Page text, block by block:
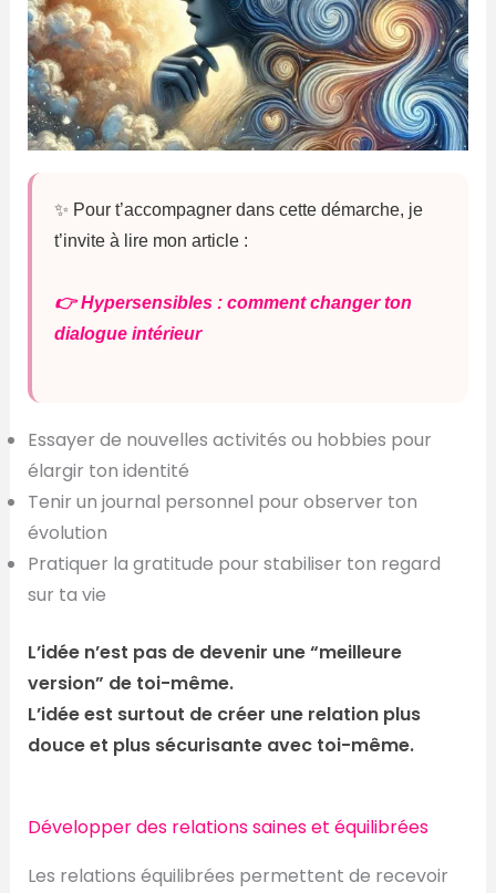
✨ Pour t’accompagner dans cette démarche, je
t’invite à lire mon article :
👉 Hypersensibles : comment changer ton
dialogue intérieur
Essayer de nouvelles activités ou hobbies pour
élargir ton identité
Tenir un journal personnel pour observer ton
évolution
Pratiquer la gratitude pour stabiliser ton regard
sur ta vie
L’idée n’est pas de devenir une “meilleure
version” de toi-même.
L’idée est surtout de créer une relation plus
douce et plus sécurisante avec toi-même.
Développer des relations saines et équilibrées
Les relations équilibrées permettent de recevoir